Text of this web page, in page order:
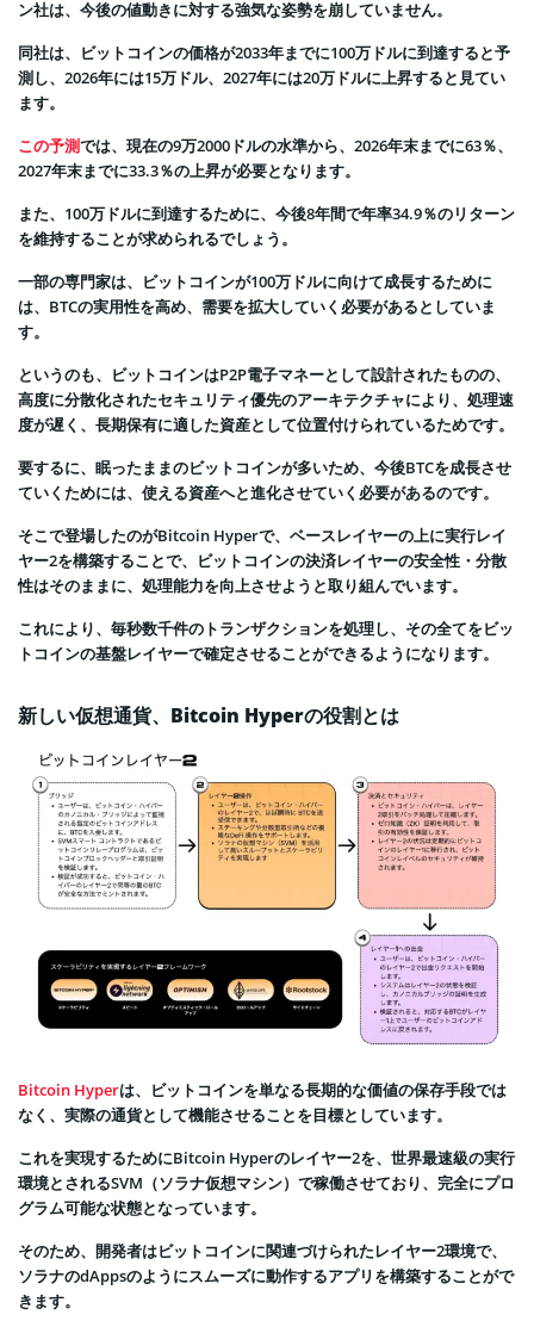
ン社は、今後の値動きに対する強気な姿勢を崩していません。
同社は、ビットコインの価格が2033年までに100万ドルに到達すると予
測し、2026年には15万ドル、2027年には20万ドルに上昇すると見てい
ます。
この予測では、現在の9万2000ドルの水準から、2026年末までに63％、
2027年末までに33.3％の上昇が必要となります。
また、100万ドルに到達するために、今後8年間で年率34.9％のリターン
を維持することが求められるでしょう。
一部の専門家は、ビットコインが100万ドルに向けて成長するために
は、BTCの実用性を高め、需要を拡大していく必要があるとしていま
す。
というのも、ビットコインはP2P電子マネーとして設計されたものの、
高度に分散化されたセキュリティ優先のアーキテクチャにより、処理速
度が遅く、長期保有に適した資産として位置付けられているためです。
要するに、眠ったままのビットコインが多いため、今後BTCを成長させ
ていくためには、使える資産へと進化させていく必要があるのです。
そこで登場したのがBitcoin Hyperで、ベースレイヤーの上に実行レイ
ヤー2を構築することで、ビットコインの決済レイヤーの安全性・分散
性はそのままに、処理能力を向上させようと取り組んでいます。
これにより、毎秒数千件のトランザクションを処理し、その全てをビッ
トコインの基盤レイヤーで確定させることができるようになります。
新しい仮想通貨、Bitcoin Hyperの役割とは
Bitcoin Hyperは、ビットコインを単なる長期的な価値の保存手段では
なく、実際の通貨として機能させることを目標としています。
これを実現するためにBitcoin Hyperのレイヤー2を、世界最速級の実行
環境とされるSVM（ソラナ仮想マシン）で稼働させており、完全にプロ
グラム可能な状態となっています。
そのため、開発者はビットコインに関連づけられたレイヤー2環境で、
ソラナのdAppsのようにスムーズに動作するアプリを構築することがで
きます。